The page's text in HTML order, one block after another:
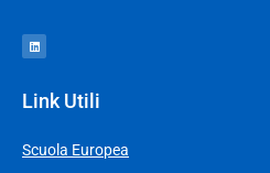
Link Utili
Scuola Europea